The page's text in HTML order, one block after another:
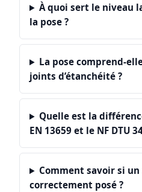
À quoi sert le niveau
la pose ?
La pose comprend-
joints d’étanchéité ?
Quelle est la
EN 13659 et le NF DTU
Comment savoir si
correctement posé ?